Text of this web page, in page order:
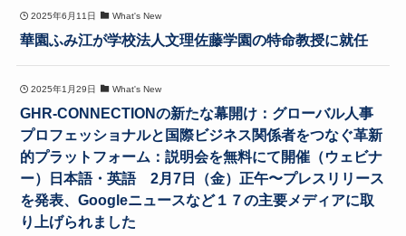
2025年6月11日 What's New
華園ふみ江が学校法人文理佐藤学園の特命教授に就任
2025年1月29日 What's New
GHR-CONNECTIONの新たな幕開け：グローバル人事
プロフェッショナルと国際ビジネス関係者をつなぐ革新
的プラットフォーム：説明会を無料にて開催（ウェビナ
ー）日本語・英語 2月7日（金）正午〜プレスリリース
を発表、Googleニュースなど１７の主要メディアに取
り上げられました